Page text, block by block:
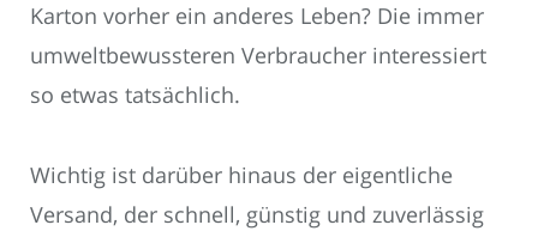
Karton vorher ein anderes Leben? Die immer
umweltbewussteren Verbraucher interessiert
so etwas tatsächlich.
Wichtig ist darüber hinaus der eigentliche
Versand, der schnell, günstig und zuverlässig